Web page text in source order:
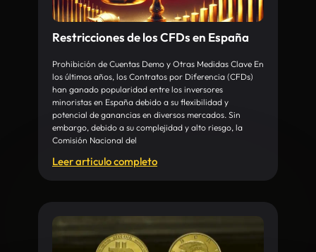
Restricciones de los CFDs en España
Prohibición de Cuentas Demo y Otras Medidas Clave En
los últimos años, los Contratos por Diferencia (CFDs)
han ganado popularidad entre los inversores
minoristas en España debido a su flexibilidad y
potencial de ganancias en diversos mercados. Sin
embargo, debido a su complejidad y alto riesgo, la
Comisión Nacional del
Leer articulo completo